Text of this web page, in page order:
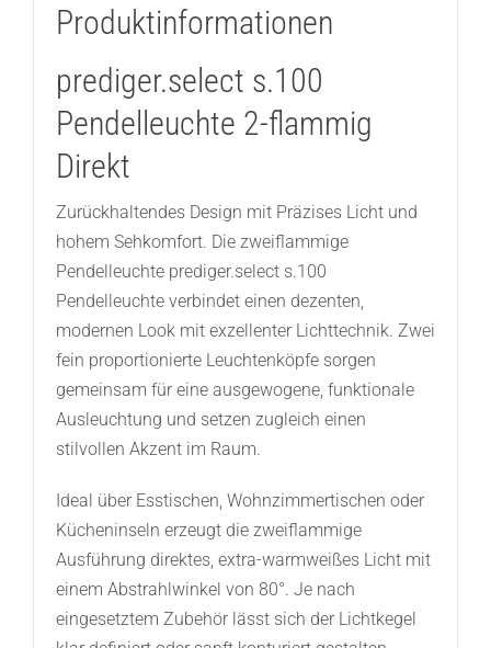
Produktinformationen
prediger.select s.100
Pendelleuchte 2-flammig
Direkt
Zurückhaltendes Design mit Präzises Licht und
hohem Sehkomfort. Die zweiflammige
Pendelleuchte prediger.select s.100
Pendelleuchte verbindet einen dezenten,
modernen Look mit exzellenter Lichttechnik. Zwei
fein proportionierte Leuchtenköpfe sorgen
gemeinsam für eine ausgewogene, funktionale
Ausleuchtung und setzen zugleich einen
stilvollen Akzent im Raum.
Ideal über Esstischen, Wohnzimmertischen oder
Kücheninseln erzeugt die zweiflammige
Ausführung direktes, extra-warmweißes Licht mit
einem Abstrahlwinkel von 80°. Je nach
eingesetztem Zubehör lässt sich der Lichtkegel